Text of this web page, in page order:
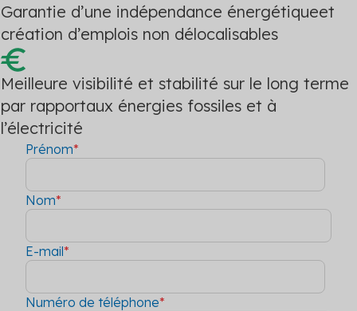
Garantie d’une indépendance énergétiqueet
création d’emplois non délocalisables
Meilleure visibilité et stabilité sur le long terme
par rapportaux énergies fossiles et à
l’électricité
Prénom*
Nom*
E-mail*
Numéro de téléphone*